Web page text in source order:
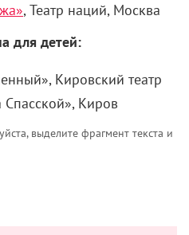
, Театр наций, Москва
для детей:
Кировский театр
Спасской», Киров
выделите фрагмент текста и